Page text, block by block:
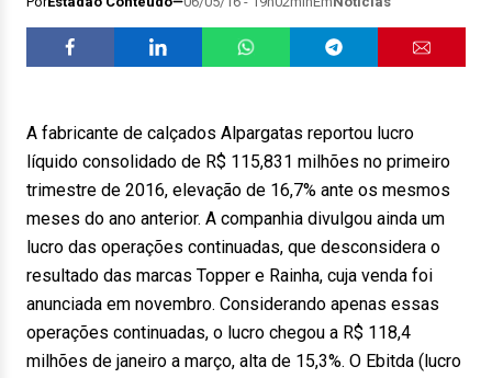
A fabricante de calçados Alpargatas reportou lucro
líquido consolidado de R$ 115,831 milhões no primeiro
trimestre de 2016, elevação de 16,7% ante os mesmos
meses do ano anterior. A companhia divulgou ainda um
lucro das operações continuadas, que desconsidera o
resultado das marcas Topper e Rainha, cuja venda foi
anunciada em novembro. Considerando apenas essas
operações continuadas, o lucro chegou a R$ 118,4
milhões de janeiro a março, alta de 15,3%. O Ebitda (lucro